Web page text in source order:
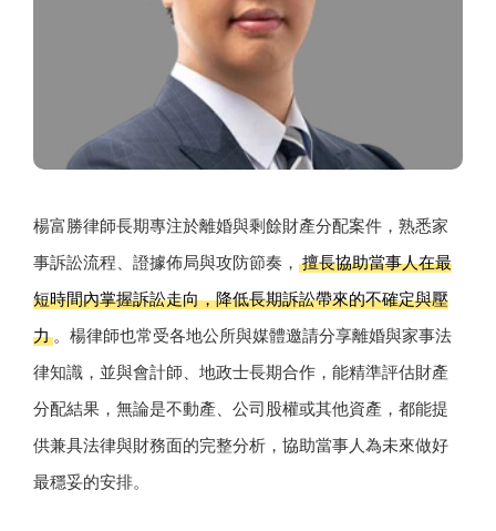
楊富勝律師長期專注於離婚與剩餘財產分配案件，熟悉家
事訴訟流程、證據佈局與攻防節奏， 擅長協助當事人在最
短時間內掌握訴訟走向，降低長期訴訟帶來的不確定與壓
力 。楊律師也常受各地公所與媒體邀請分享離婚與家事法
律知識，並與會計師、地政士長期合作，能精準評估財產
分配結果，無論是不動產、公司股權或其他資產，都能提
供兼具法律與財務面的完整分析，協助當事人為未來做好
最穩妥的安排。